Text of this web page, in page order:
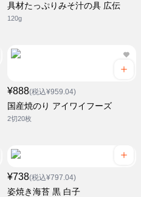
具材たっぷりみそ汁の具 広伝
120g
¥888(税込¥959.04)
国産焼のり アイワイフーズ
2切20枚
¥738(税込¥797.04)
姿焼き海苔 黒 白子